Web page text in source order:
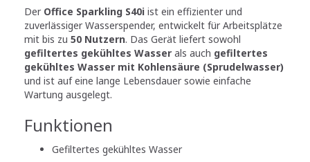
Der Office Sparkling S40i ist ein effizienter und
zuverlässiger Wasserspender, entwickelt für Arbeitsplätze
mit bis zu 50 Nutzern. Das Gerät liefert sowohl
gefiltertes gekühltes Wasser als auch gefiltertes
gekühltes Wasser mit Kohlensäure (Sprudelwasser)
und ist auf eine lange Lebensdauer sowie einfache
Wartung ausgelegt.
Funktionen
Gefiltertes gekühltes Wasser